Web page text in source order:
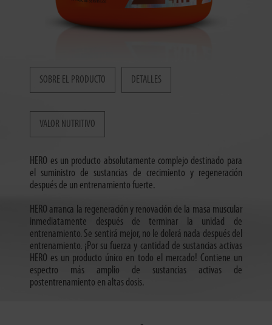
SOBRE EL PRODUCTO DETALLES
VALOR NUTRITIVO
HERO es un producto absolutamente complejo destinado para
el suministro de sustancias de crecimiento y regeneración
después de un entrenamiento fuerte.
HERO arranca la regeneración y renovación de la masa muscular
inmediatamente después de terminar la unidad de
entrenamiento. Se sentirá mejor, no le dolerá nada después del
entrenamiento. ¡Por su fuerza y cantidad de sustancias activas
HERO es un producto único en todo el mercado! Contiene un
espectro más amplio de sustancias activas de
postentrenamiento en altas dosis.